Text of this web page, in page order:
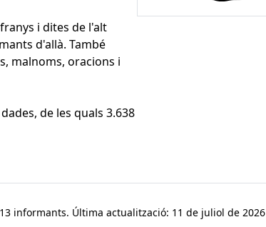
i dites de l'alt
d'allà. També
malnoms, oracions i
de les quals 3.638
informants. Última actualització: 11 de juliol de 2026